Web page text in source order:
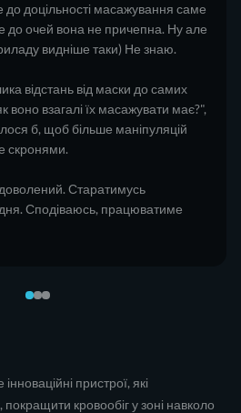
доцільності масажування саме
до очей вона не причепна. Ну але
видніше таки) Не знаю.
відстань від маски до самих
воно взагалі їх масажувати має?",
б, щоб більше маніпуляцій
скронями.
Старатимусь
Сподіваюсь, працюватиме
пристрої, які
кровообіг у зоні навколо